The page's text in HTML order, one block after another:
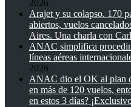
2026
Arajet y su colapso. 170
abiertos, vuelos
Aires. Una charla con
ANAC simplifica
líneas aéreas
2026
ANAC dio el OK al plan
en más de 120 vuelos,
en estos 3 días?